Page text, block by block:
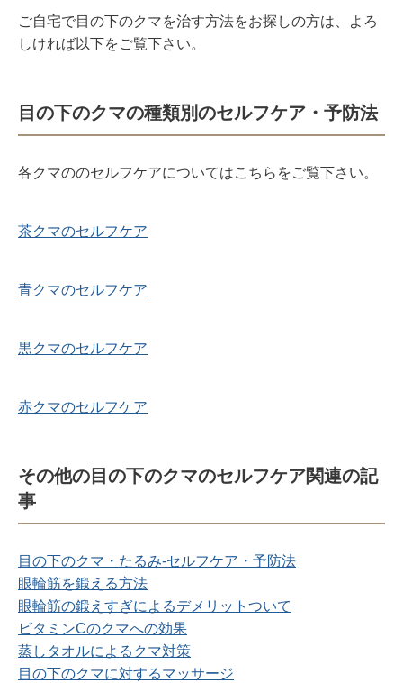
ご自宅で目の下のクマを治す方法をお探しの方は、よろ
しければ以下をご覧下さい。
目の下のクマの種類別のセルフケア・予防法
各クマののセルフケアについてはこちらをご覧下さい。
茶クマのセルフケア
青クマのセルフケア
黒クマのセルフケア
赤クマのセルフケア
その他の目の下のクマのセルフケア関連の記
事
目の下のクマ・たるみ-セルフケア・予防法
眼輪筋を鍛える方法
眼輪筋の鍛えすぎによるデメリットついて
ビタミンCのクマへの効果
蒸しタオルによるクマ対策
目の下のクマに対するマッサージ